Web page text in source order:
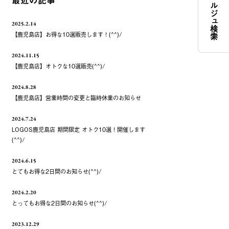
2025.2.14
【鹿児島店】お得な10選販売します！(^^)/
2024.11.15
【鹿児島店】オトクな10選販売(^^)/
2024.8.28
【鹿児島店】営業時間の変更と臨時休業のお知らせ
2024.7.24
LOGOS鹿児島店 期間限定 オトク10選！開催します
(^^)/
2024.6.15
とてもお得な2日間のお知らせ(^^)/
2024.2.20
とってもお得な2日間のお知らせ(^^)/
2023.12.29